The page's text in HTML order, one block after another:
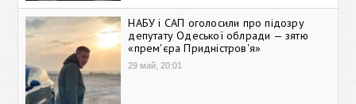
НАБУ і САП оголосили про підозру
депутату Одеської облради — зятю
«прем'єра Придністров'я»
29 май, 20:01